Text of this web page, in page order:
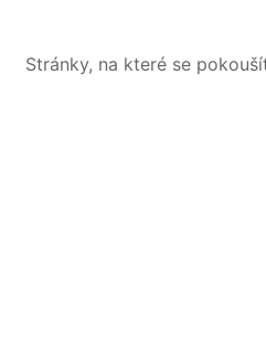
Stránky, na které se